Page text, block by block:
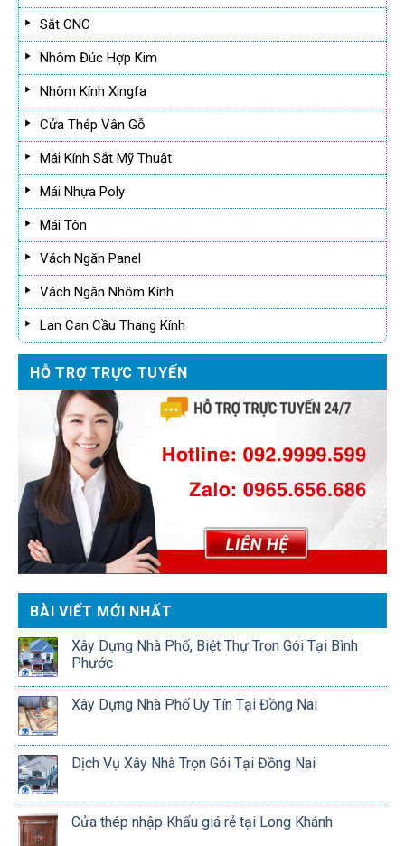
Sắt CNC
Nhôm Đúc Hợp Kim
Nhôm Kính Xingfa
Cửa Thép Vân Gỗ
Mái Kính Sắt Mỹ Thuật
Mái Nhựa Poly
Mái Tôn
Vách Ngăn Panel
Vách Ngăn Nhôm Kính
Lan Can Cầu Thang Kính
HỖ TRỢ TRỰC TUYẾN
BÀI VIẾT MỚI NHẤT
Xây Dựng Nhà Phố, Biệt Thự Trọn Gói Tại Bình
Phước
Xây Dựng Nhà Phố Uy Tín Tại Đồng Nai
Dịch Vụ Xây Nhà Trọn Gói Tại Đồng Nai
Cửa thép nhập Khẩu giá rẻ tại Long Khánh